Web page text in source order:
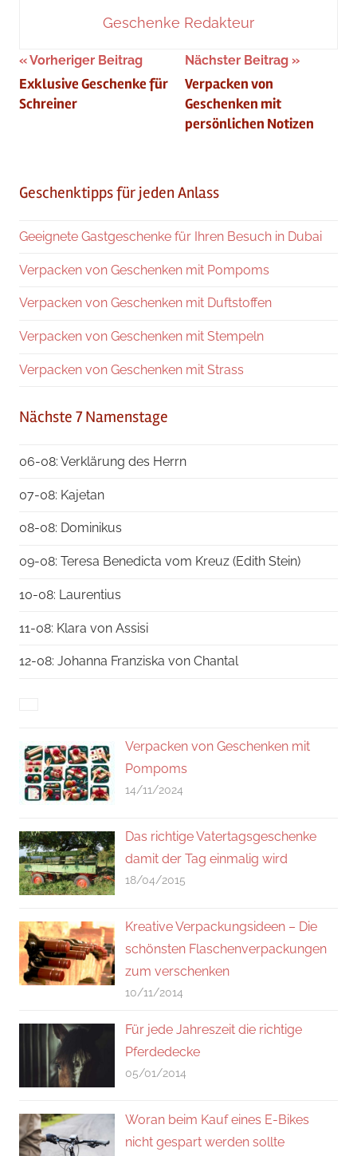
Geschenke Redakteur
Beitragsnavigation
Vorheriger Beitrag
Exklusive Geschenke für
Schreiner
Nächster Beitrag
Verpacken von
Geschenken mit
persönlichen Notizen
Geschenktipps für jeden Anlass
Geeignete Gastgeschenke für Ihren Besuch in Dubai
Verpacken von Geschenken mit Pompoms
Verpacken von Geschenken mit Duftstoffen
Verpacken von Geschenken mit Stempeln
Verpacken von Geschenken mit Strass
Nächste 7 Namenstage
06-08: Verklärung des Herrn
07-08: Kajetan
08-08: Dominikus
09-08: Teresa Benedicta vom Kreuz (Edith Stein)
10-08: Laurentius
11-08: Klara von Assisi
12-08: Johanna Franziska von Chantal
Verpacken von Geschenken mit
Pompoms
14/11/2024
Das richtige Vatertagsgeschenke
damit der Tag einmalig wird
18/04/2015
Kreative Verpackungsideen – Die
schönsten Flaschenverpackungen
zum verschenken
10/11/2014
Für jede Jahreszeit die richtige
Pferdedecke
05/01/2014
Woran beim Kauf eines E-Bikes
nicht gespart werden sollte